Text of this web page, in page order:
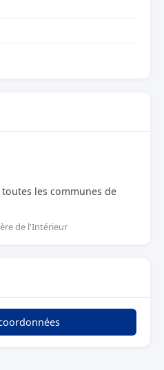
toutes les communes de
de l'Intérieur